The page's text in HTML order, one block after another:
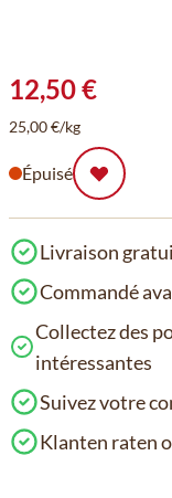
12,50 €
25,00 €/kg
Épuisé
Livraison
Commandé
Collectez des
intéressantes
Suivez votre
Klanten raten